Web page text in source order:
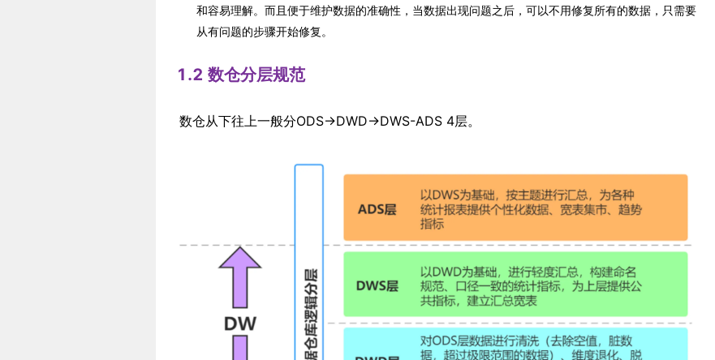
和容易理解。而且便于维护数据的准确性，当数据出现问题之后，可以不用修复所有的数据，只需要
从有问题的步骤开始修复。
1.2 数仓分层规范
数仓从下往上一般分ODS->DWD->DWS-ADS 4层。